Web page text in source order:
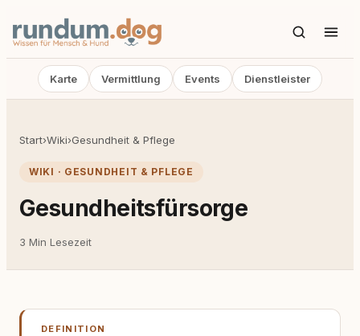
Karte Vermittlung Events Dienstleister
Start›Wiki›Gesundheit & Pflege
WIKI · GESUNDHEIT & PFLEGE
Gesundheitsfürsorge
3 Min Lesezeit
DEFINITION